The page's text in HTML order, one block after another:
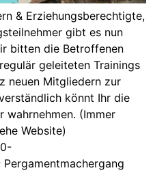
& Erziehungsberechtigte,
gibt es nun
bitten die Betroffenen
geleiteten Trainings
neuen Mitgliedern zur
könnt Ihr die
wahrnehmen. (Immer
Website)
Pergamentmachergang